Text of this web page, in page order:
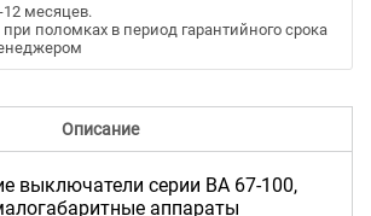
12 месяцев.
поломках в период гарантийного срока
Описание
выключатели серии ВА 67-100,
аппараты